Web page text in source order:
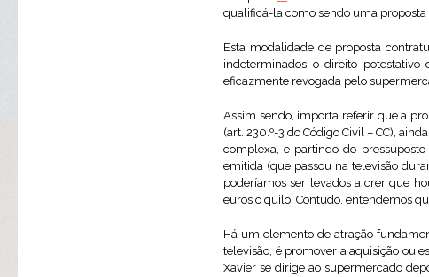
qualificá-la como sendo uma
Esta modalidade de proposta
indeterminados o direito potestativo
eficazmente revogada pelo
Assim sendo, importa referir que a
(art. 230.º-3 do Código Civil – CC),
complexa, e partindo do
emitida (que passou na televisão
poderíamos ser levados a crer que
euros o quilo. Contudo, entendemos
Há um elemento de atração
televisão, é promover a aquisição ou
Xavier se dirige ao supermercado